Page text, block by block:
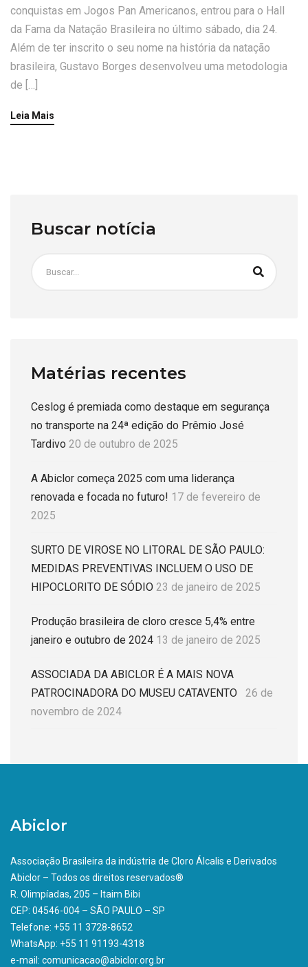
conquistas em Jogos Pan Americanos, entrou para o Hall
da Fama da Natação Brasileira no último sábado, dia 24.
Além de ter inscrito o seu nome na história da natação
brasileira, Gustavo Borges desenvolveu uma metodologia
de […]
Leia Mais
Buscar notícia
Matérias recentes
Ceslog é premiada como destaque em segurança
no transporte na 24ª edição do Prêmio José
Tardivo 20 de outubro de 2025
A Abiclor começa 2025 com uma liderança
renovada e focada no futuro! 17 de fevereiro de
2025
SURTO DE VIROSE NO LITORAL DE SÃO PAULO:
MEDIDAS PREVENTIVAS INCLUEM O USO DE
HIPOCLORITO DE SÓDIO 23 de janeiro de 2025
Produção brasileira de cloro cresce 5,4% entre
janeiro e outubro de 2024 13 de janeiro de 2025
ASSOCIADA DA ABICLOR É A MAIS NOVA
PATROCINADORA DO MUSEU CATAVENTO
26 de
novembro de 2024
Abiclor
Associação Brasileira da indústria de Cloro Álcalis e Derivados
Abiclor – Todos os direitos reservados®
R. Olimpíadas, 205 – Itaim Bibi
CEP: 04546-004 – SÃO PAULO – SP
Telefone: +55 11 3728-8652
WhatsApp: +55 11 91193-4318
e-mail: comunicacao@abiclor.org.br